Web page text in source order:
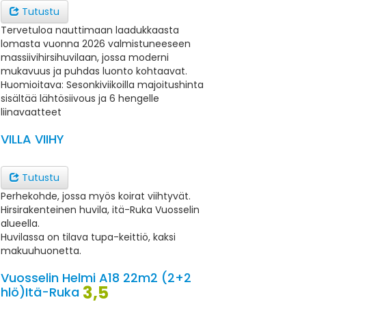
Tutustu
Tervetuloa nauttimaan laadukkaasta
lomasta vuonna 2026 valmistuneeseen
massiivihirsihuvilaan, jossa moderni
mukavuus ja puhdas luonto kohtaavat.
Huomioitava: Sesonkiviikoilla majoitushinta
sisältää lähtösiivous ja 6 hengelle
liinavaatteet
VILLA VIIHY
Tutustu
Perhekohde, jossa myös koirat viihtyvät.
Hirsirakenteinen huvila, itä-Ruka Vuosselin
alueella.
Huvilassa on tilava tupa-keittiö, kaksi
makuuhuonetta.
Vuosselin Helmi A18 22m2 (2+2
hlö)Itä-Ruka 3,5